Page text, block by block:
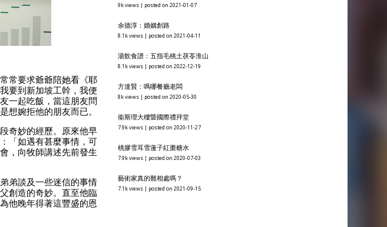
常要求爺爺陪她看《耶
要到新加坡工幹，我便
一起吃飯，當這朋友問
想婉拒他的朋友而已。
奇妙的經歷。原來他早
「如遇有甚麼事情，可
，向牧師講述先前發生
弟談及一些迷信的事情
創造的奇妙。直至他臨
他晚年得著這豐盛的恩
9k views posted on 2021-01-07
余德淳：婚姻創路
8.1k views posted on 2021-04-11
湯飲食譜：五指毛桃土茯苓淮山
8.1k views posted on 2022-12-19
方達賢：嗎哪餐廳老闆
8k views posted on 2020-05-30
衞斯理大樓暨國際禮拜堂
7.9k views posted on 2020-11-27
桃膠雪耳雪蓮子紅棗糖水
7.9k views posted on 2020-07-03
藝術家真的難相處嗎？
7.1k views posted on 2021-09-15